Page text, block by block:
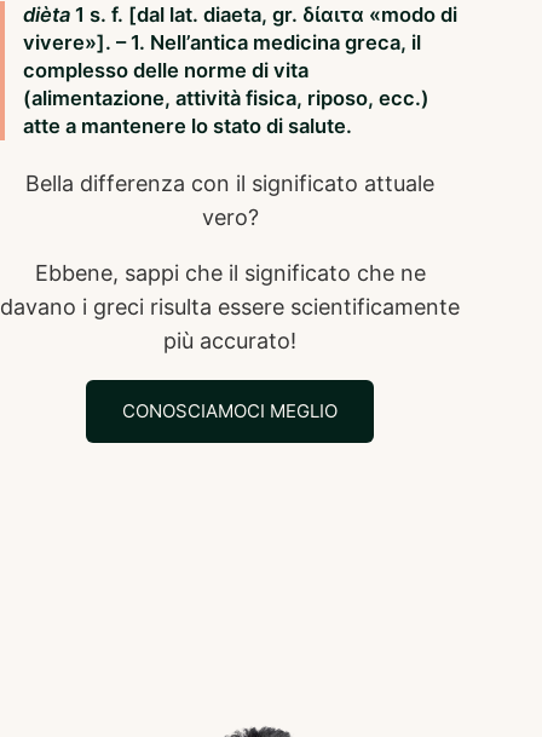
dièta 1 s. f. [dal lat. diaeta, gr. δίαιτα «modo di
vivere»]. – 1. Nell’antica medicina greca, il
complesso delle norme di vita
(alimentazione, attività fisica, riposo, ecc.)
atte a mantenere lo stato di salute.
Bella differenza con il significato attuale
vero?
Ebbene, sappi che il significato che ne
davano i greci risulta essere scientificamente
più accurato!
CONOSCIAMOCI MEGLIO